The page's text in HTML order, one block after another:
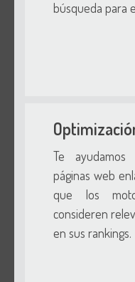
búsqueda para
Te
páginas web
que los
consideren
en sus rankings.